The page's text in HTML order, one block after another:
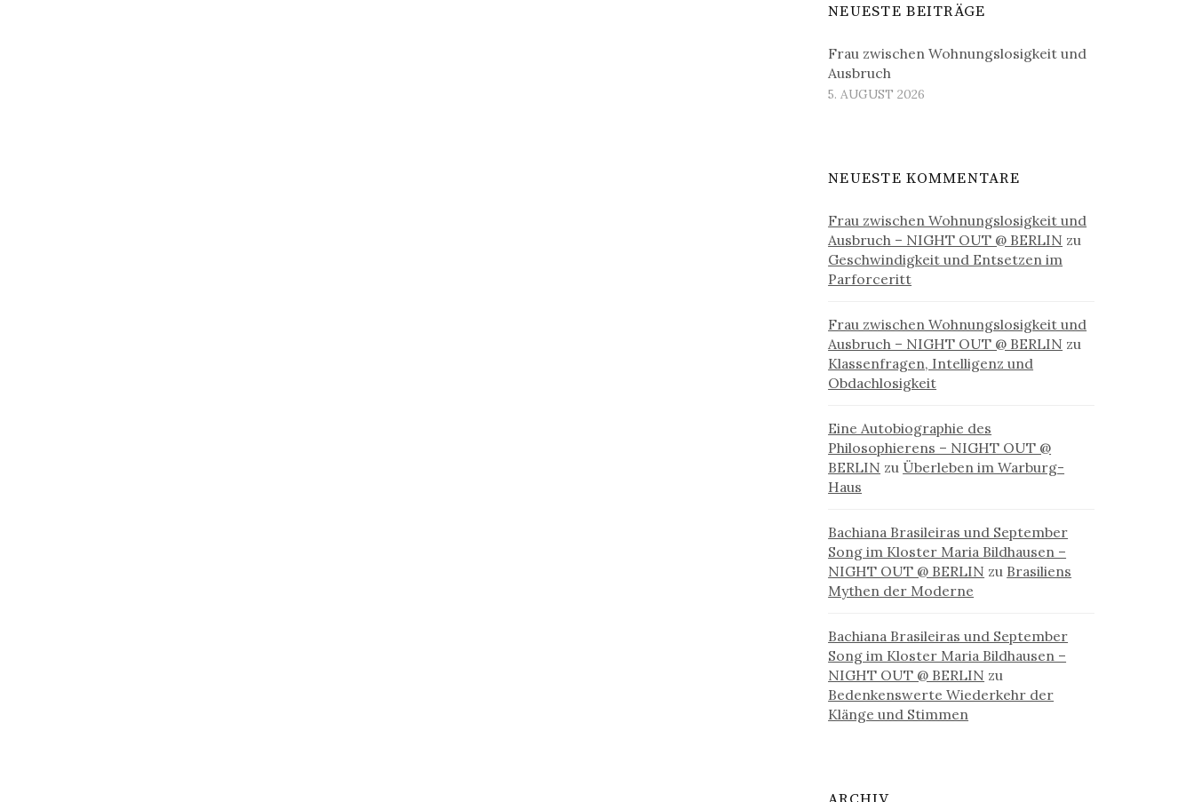
NEUESTE BEITRÄGE
Frau zwischen Wohnungslosigkeit und
Ausbruch
5. AUGUST 2026
NEUESTE KOMMENTARE
Frau zwischen Wohnungslosigkeit und
Ausbruch – NIGHT OUT @ BERLIN zu
Geschwindigkeit und Entsetzen im
Parforceritt
Frau zwischen Wohnungslosigkeit und
Ausbruch – NIGHT OUT @ BERLIN zu
Klassenfragen, Intelligenz und
Obdachlosigkeit
Eine Autobiographie des
Philosophierens – NIGHT OUT @
BERLIN zu Überleben im Warburg-
Haus
Bachiana Brasileiras und September
Song im Kloster Maria Bildhausen –
NIGHT OUT @ BERLIN zu Brasiliens
Mythen der Moderne
Bachiana Brasileiras und September
Song im Kloster Maria Bildhausen –
NIGHT OUT @ BERLIN zu
Bedenkenswerte Wiederkehr der
Klänge und Stimmen